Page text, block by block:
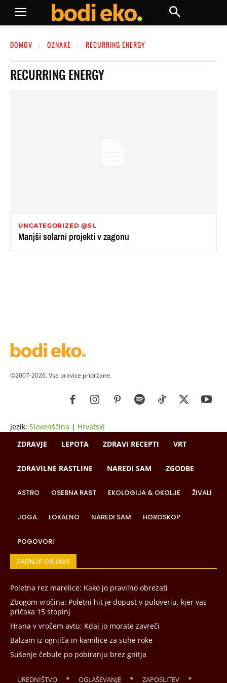
DOMOV OZNAKE RECURRING ENERGY
RECURRING ENERGY
UNCATEGORIZED @SL
Manjši solarni projekti v zagonu
©2007-2026. Vse pravice pridržane.
Jezik: Slovenščina | Hrvatski
ZDRAVJE
LEPOTA ZDRAVI RECEPTI VRT
ZDRAVILNE RASTLINE NAREDI SAM ZGODBE
ASTRO OSEBNA RAST EKOLOGIJA & OKOLJE ŽIVALI
JOGA LOKALNO NAREDI SAM HOROSKOP
POGOVORI
ZADNJE OBJAVE
Poletna rez marelice: Kako jo pravilno obrezati
Zbogom vročina: Poletni hit je dopust v puloverju, kjer vas
pričaka 15 stopinj
Hrana v vročem avtu: Kdaj jo morate zavreči
Balzam iz ognjiča in kamilice za suhe roke
Sušenje čebule po pobiranju brez gnitja
UREDNIŠTVO OGLAŠEVANJE ZAPOSLITEV